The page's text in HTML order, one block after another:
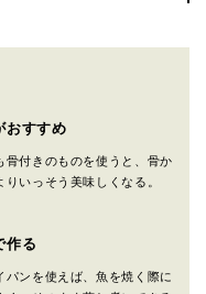
おすすめ
骨付きのものを使うと、骨か
りいっそう美味しくなる。
作る
パンを使えば、魚を焼く際に